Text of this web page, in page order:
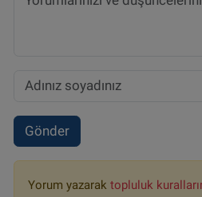
Gönder
Yorum yazarak topluluk